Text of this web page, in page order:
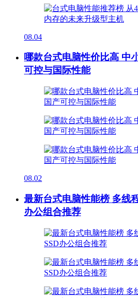
08.04
哪款台式电脑性价比高 中
可控与国际性能
08.02
最新台式电脑性能榜 多线
办公组合推荐